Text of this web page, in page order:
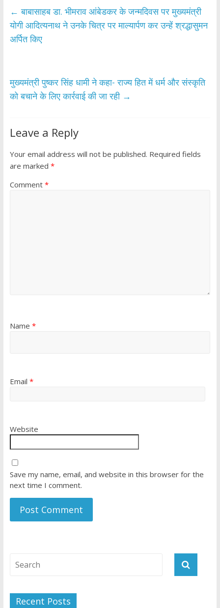
b
o
o
er s
A
e
← बाबासाहब डा. भीमराव आंबेडकर के जन्मदिवस पर मुख्यमंत्री
योगी आदित्यनाथ ने उनके चित्र पर माल्यार्पण कर उन्हें श्रद्धासुमन
अर्पित किए
मुख्यमंत्री पुष्कर सिंह धामी ने कहा- राज्य हित में धर्म और संस्कृति
को बचाने के लिए कार्रवाई की जा रही →
Leave a Reply
Your email address will not be published. Required fields
are marked *
Comment *
Name *
Email *
Website
Save my name, email, and website in this browser for the
next time I comment.
Recent Posts